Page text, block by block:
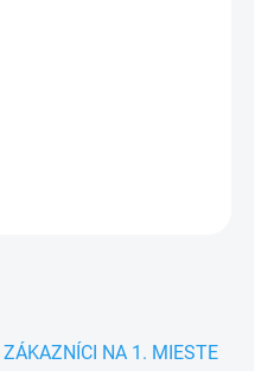
ZÁKAZNÍCI NA 1. MIESTE